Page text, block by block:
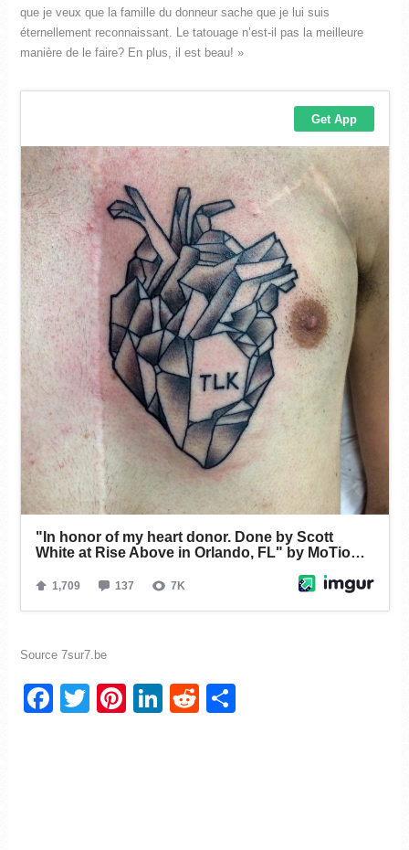
que je veux que la famille du donneur sache que je lui suis
éternellement reconnaissant. Le tatouage n’est-il pas la meilleure
manière de le faire? En plus, il est beau! »
Source 7sur7.be
Facebook
TwitterPinterest
LinkedIn
Reddit